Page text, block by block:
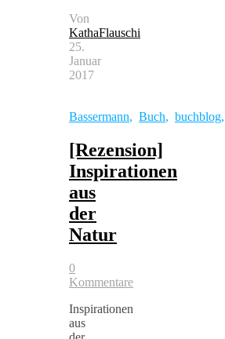
Von
KathaFlauschi
25.
Januar
2017
Bassermann, Buch, buchblog,
[Rezension]
Inspirationen
aus
der
Natur
0
Kommentare
Inspirationen
aus